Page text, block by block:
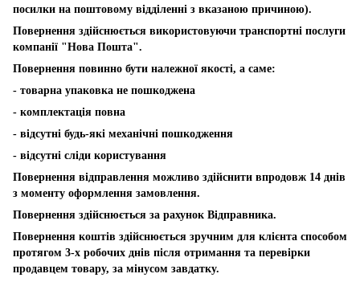
посилки на поштовому відділенні з вказаною причиною).
Повернення здійснюється використовуючи транспортні послуги
компанії "Нова Пошта".
Повернення повинно бути належної якості, а саме:
- товарна упаковка не пошкоджена
- комплектація повна
- відсутні будь-які механічні пошкодження
- відсутні сліди користування
Повернення відправлення можливо здійснити впродовж 14 днів
з моменту оформлення замовлення.
Повернення здійснюється за рахунок Відправника.
Повернення коштів здійснюється зручним для клієнта способом
протягом 3-х робочих днів після отримання та перевірки
продавцем товару, за мінусом завдатку.